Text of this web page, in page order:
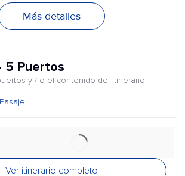
Más detalles
5 Puertos
y / o el contenido del itinerario
Ver itinerario completo